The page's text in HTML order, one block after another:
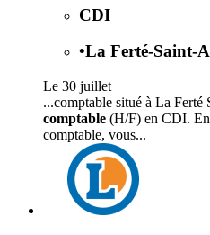
CDI
•La Ferté-Saint-
Le 30 juillet
...comptable situé à La
comptable (H/F) en CDI.
comptable, vous...